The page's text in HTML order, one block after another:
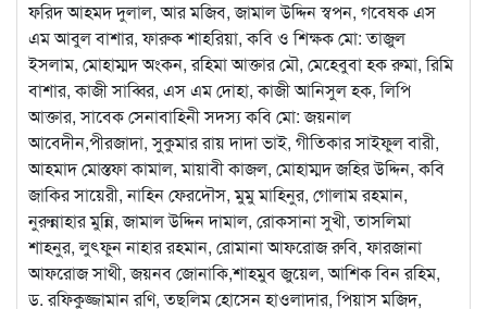
ফরিদ আহমদ দুলাল, আর মজিব, জামাল উদ্দিন স্বপন, গবেষক এস
এম আবুল বাশার, ফারুক শাহরিয়া, কবি ও শিক্ষক মো: তাজুল
ইসলাম, মোহাম্মদ অংকন, রহিমা আক্তার মৌ, মেহেবুবা হক রুমা, রিমি
বাশার, কাজী সাব্বির, এস এম দোহা, কাজী আনিসুল হক, লিপি
আক্তার, সাবেক সেনাবাহিনী সদস্য কবি মো: জয়নাল
আবেদীন,পীরজাদা, সুকুমার রায় দাদা ভাই, গীতিকার সাইফুল বারী,
আহমাদ মোস্তফা কামাল, মায়াবী কাজল, মোহাম্মদ জহির উদ্দিন, কবি
জাকির সায়েরী, নাহিন ফেরদৌস, মুমু মাহিনুর, গোলাম রহমান,
নুরুন্নাহার মুন্নি, জামাল উদ্দিন দামাল, রোকসানা সুখী, তাসলিমা
শাহনুর, লুৎফুন নাহার রহমান, রোমানা আফরোজ রুবি, ফারজানা
আফরোজ সাথী, জয়নব জোনাকি,শাহমুব জুয়েল, আশিক বিন রহিম,
ড. রফিকুজ্জামান রণি, তছলিম হোসেন হাওলাদার, পিয়াস মজিদ,